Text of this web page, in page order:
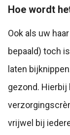
Hoe wordt
Ook als uw
bepaald) toch
laten
gezond. Hierbij
vrijwel bij